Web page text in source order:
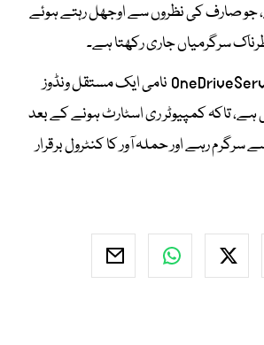
جو صارف کی نظروں سے اوجھل رہتے ہوئے
سرگرمیاں جاری رکھتا ہے۔
اس کے ساتھ ہی OneDriveServers نامی ایک مستقل ونڈوز
تاکہ کمپیوٹر ری اسٹارٹ ہونے کے بعد
رہے اور حملہ آور کا کنٹرول برقرار